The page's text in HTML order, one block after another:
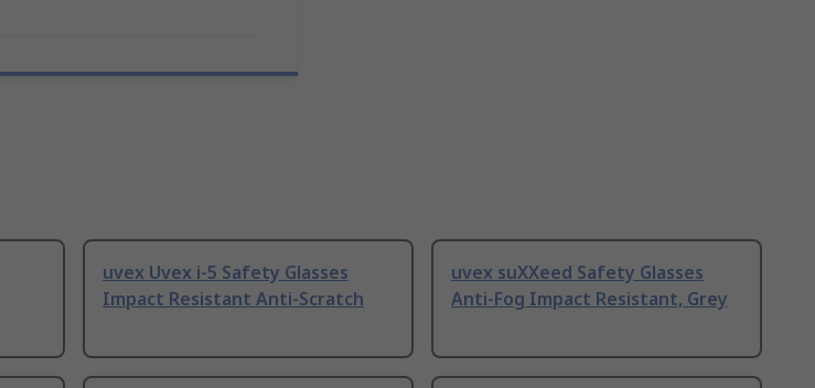
uvex Uvex i-5 Safety Glasses
Impact Resistant Anti-Scratch
uvex suXXeed Safety Glasses
Anti-Fog Impact Resistant, Grey